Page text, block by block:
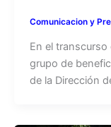
Comunicacion y
En el
grupo de
de la Dirección